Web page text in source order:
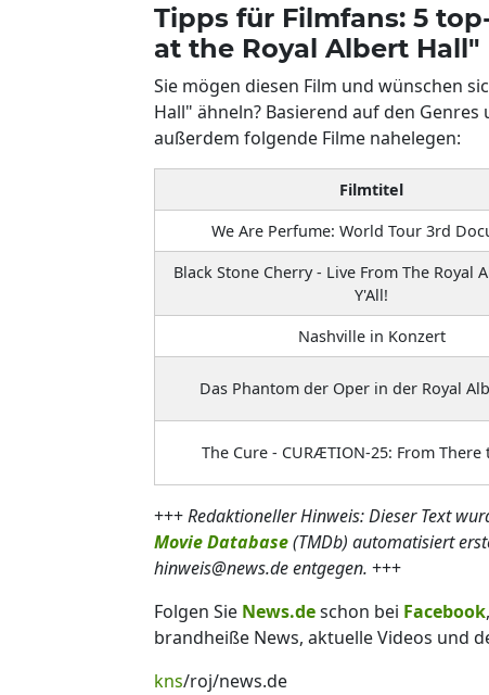
Tipps für Filmfans: 5
at the Royal Albert Hall"
Sie mögen diesen Film und wünschen
Hall" ähneln? Basierend auf den
außerdem folgende Filme nahelegen:
Filmtitel
We Are Perfume: World Tour 3rd
Black Stone Cherry - Live From The Royal
Y'All!
Nashville in Konzert
Das Phantom der Oper in der Royal
The Cure - CURÆTION-25: From There
+++Redaktioneller Hinweis: Dieser Text
Movie Database(TMDb) automatisiert
hinweis@news.de entgegen. +++
Folgen Sie News.deschon bei Facebook,
brandheiße News, aktuelle Videos und
kns/roj/news.de